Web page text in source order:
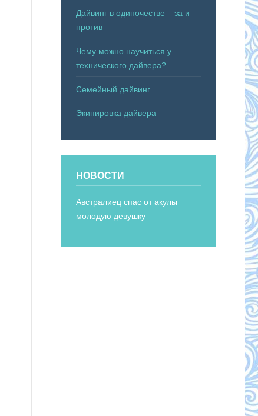
Дайвинг в одиночестве – за и
против
Чему можно научиться у
технического дайвера?
Семейный дайвинг
Экипировка дайвера
НОВОСТИ
Австралиец спас от акулы
молодую девушку